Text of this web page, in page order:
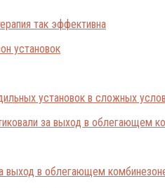
так эффективна
установок в сложных
выход в облегающем